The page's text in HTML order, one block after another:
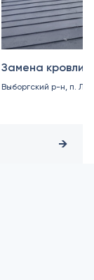
Замена кровли
Выборгский р-н, п.